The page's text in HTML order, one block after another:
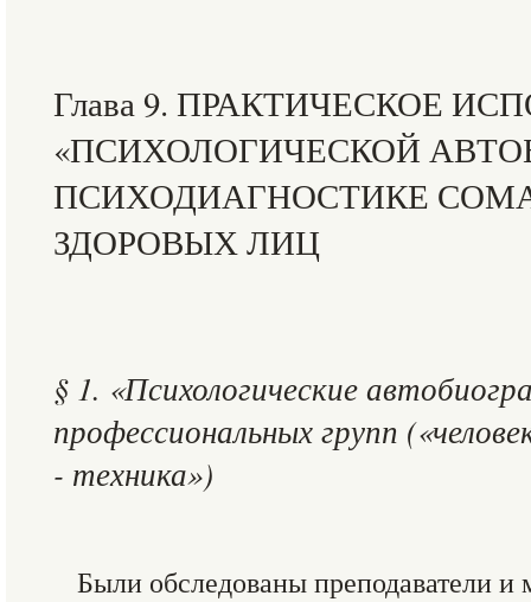
Глава 9. ПРАКТИЧЕСКОЕ
«ПСИХОЛОГИЧЕСКОЙ
ПСИХОДИАГНОСТИКЕ
ЗДОРОВЫХ ЛИЦ
§ 1. «Психологические
профессиональных групп
- техника»)
Были обследованы преподаватели